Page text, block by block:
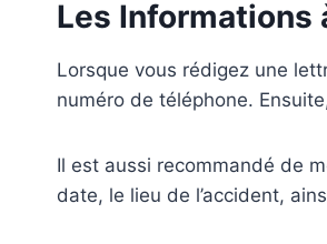
Les Informations
Lorsque vous rédigez une
numéro de téléphone.
Il est aussi recommandé de
date, le lieu de l’accident,